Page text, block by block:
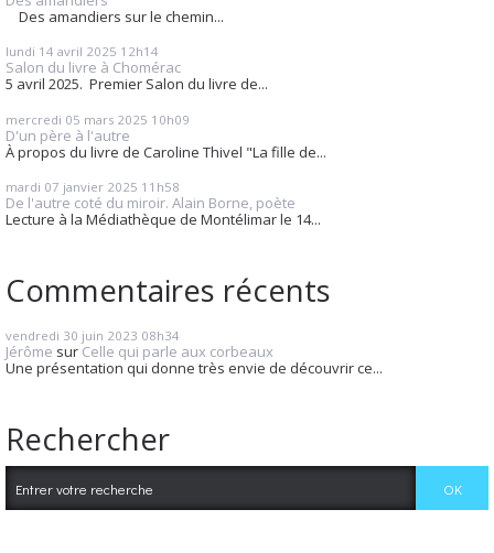
Des amandiers sur le chemin...
lundi 14 avril 2025 12h14
Salon du livre à Chomérac
5 avril 2025. Premier Salon du livre de...
mercredi 05 mars 2025 10h09
D'un père à l'autre
À propos du livre de Caroline Thivel "La fille de...
mardi 07 janvier 2025 11h58
De l'autre coté du miroir. Alain Borne, poète
Lecture à la Médiathèque de Montélimar le 14...
Commentaires récents
vendredi 30 juin 2023 08h34
Jérôme sur Celle qui parle aux corbeaux
Une présentation qui donne très envie de découvrir ce...
Rechercher